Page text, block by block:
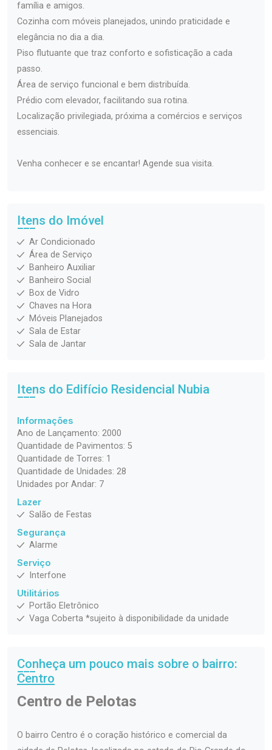
família e amigos.
Cozinha com móveis planejados, unindo praticidade e
elegância no dia a dia.
Piso flutuante que traz conforto e sofisticação a cada
passo.
Área de serviço funcional e bem distribuída.
Prédio com elevador, facilitando sua rotina.
Localização privilegiada, próxima a comércios e serviços
essenciais.
Venha conhecer e se encantar! Agende sua visita.
Itens do Imóvel
Ar Condicionado
Área de Serviço
Banheiro Auxiliar
Banheiro Social
Box de Vidro
Chaves na Hora
Móveis Planejados
Sala de Estar
Sala de Jantar
Itens do Edifício Residencial Nubia
Informações
Ano de Lançamento: 2000
Quantidade de Pavimentos: 5
Quantidade de Torres: 1
Quantidade de Unidades: 28
Unidades por Andar: 7
Lazer
Salão de Festas
Segurança
Alarme
Serviço
Interfone
Utilitários
Portão Eletrônico
Vaga Coberta *sujeito à disponibilidade da unidade
Conheça um pouco mais sobre o bairro:
Centro
Centro de Pelotas
O bairro Centro é o coração histórico e comercial da